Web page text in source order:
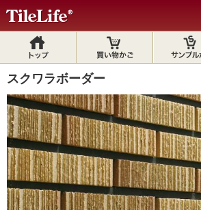
スクワラボーダー